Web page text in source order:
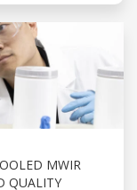
MWIR
QUALITY